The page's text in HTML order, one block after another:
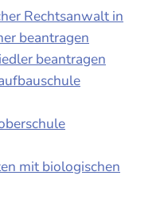
Rechtsanwalt in
beantragen
beantragen
mit biologischen